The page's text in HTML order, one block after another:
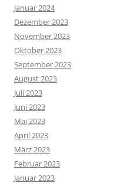
Januar 2024
Dezember 2023
November 2023
Oktober 2023
September 2023
August 2023
Juli 2023
Juni 2023
Mai 2023
April 2023
März 2023
Februar 2023
Januar 2023